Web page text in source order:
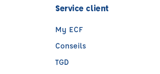
Service client
My ECF
Conseils
TGD